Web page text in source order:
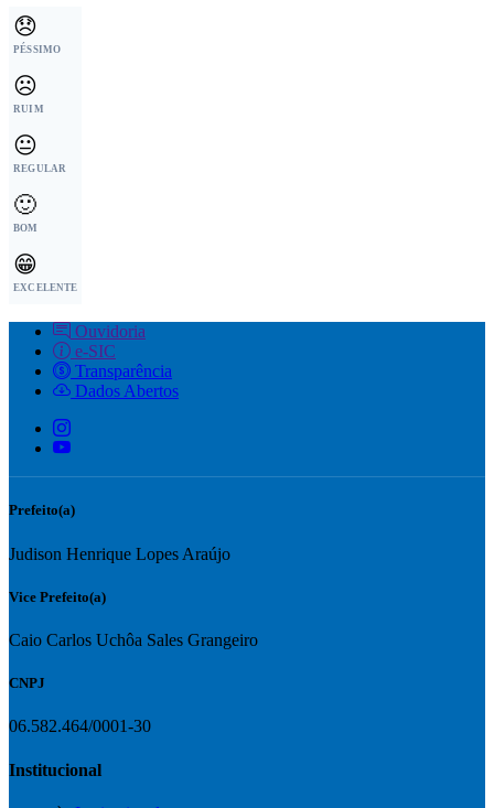
😞
PÉSSIMO
☹️
RUIM
😐
REGULAR
🙂
BOM
😁
EXCELENTE
Ouvidoria
e-SIC
Transparência
Dados Abertos
Prefeito(a)
Judison Henrique Lopes Araújo
Vice Prefeito(a)
Caio Carlos Uchôa Sales Grangeiro
CNPJ
06.582.464/0001-30
Institucional